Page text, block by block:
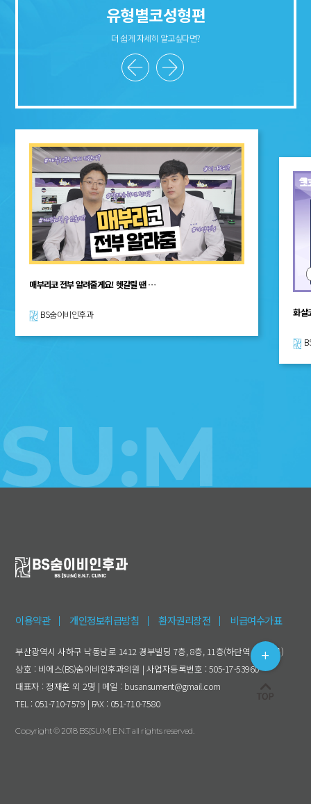
SU:M
유형별코성형편
더 쉽게 자세히 알고싶다면?
매부리코 전부 알려줄게요! 헷갈릴 땐 …
BS숨이비인후과 화살
BS
이용약관 개인정보취급방침 환자권리장전 비급여수가표
부산광역시 사하구 낙동남로 1412 경부빌딩 7층, 8층, 11층(하단역 4번출구)
상호 : 비에스(BS)숨이비인후과의원 | 사업자등록번호 : 505-17-53960
대표자 : 정재훈 외 2명 | 메일 : busansument@gmail.com
TEL : 051-710-7579 | FAX : 051-710-7580
Copyright © 2018 BS[SU:M] E.N.T all rights reserved.